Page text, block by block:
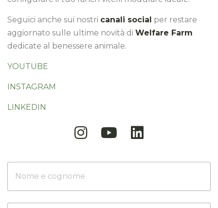
Seguici anche sui nostri canali social per restare
aggiornato sulle ultime novità di Welfare Farm
dedicate al benessere animale.
YOUTUBE
INSTAGRAM
LINKEDIN